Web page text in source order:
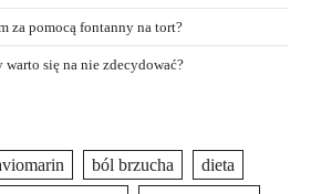
za pomocą fontanny na tort?
się na nie zdecydować?
ból brzucha
dieta